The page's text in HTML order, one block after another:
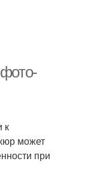
к
может
при